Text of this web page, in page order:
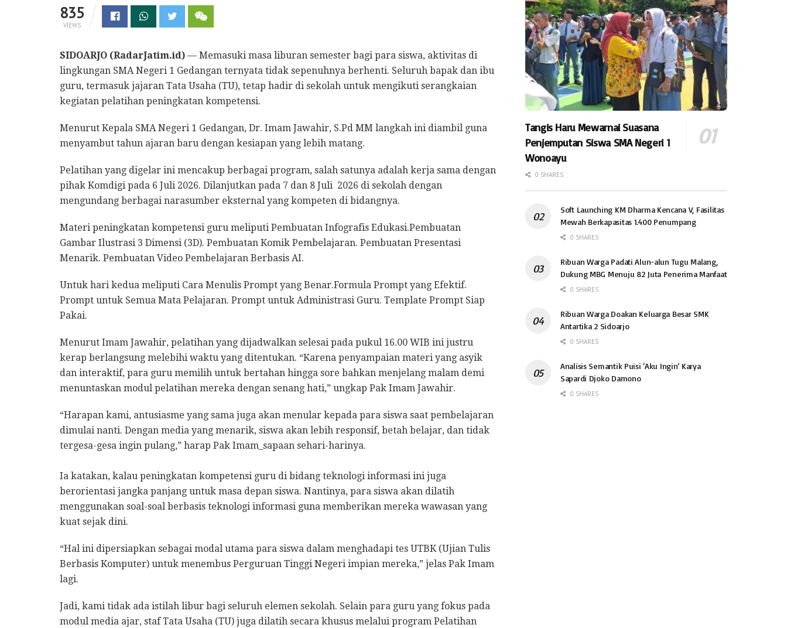
835
VIEWS
SIDOARJO (RadarJatim.id) — Memasuki masa liburan semester bagi para siswa, aktivitas di
lingkungan SMA Negeri 1 Gedangan ternyata tidak sepenuhnya berhenti. Seluruh bapak dan ibu
guru, termasuk jajaran Tata Usaha (TU), tetap hadir di sekolah untuk mengikuti serangkaian
kegiatan pelatihan peningkatan kompetensi.
Menurut Kepala SMA Negeri 1 Gedangan, Dr. Imam Jawahir, S.Pd MM langkah ini diambil guna
menyambut tahun ajaran baru dengan kesiapan yang lebih matang.
Pelatihan yang digelar ini mencakup berbagai program, salah satunya adalah kerja sama dengan
pihak Komdigi pada 6 Juli 2026. Dilanjutkan pada 7 dan 8 Juli 2026 di sekolah dengan
mengundang berbagai narasumber eksternal yang kompeten di bidangnya.
​Materi peningkatan kompetensi guru meliputi Pembuatan Infografis Edukasi.​Pembuatan
Gambar Ilustrasi 3 Dimensi (3D). Pembuatan Komik Pembelajaran. Pembuatan Presentasi
Menarik. Pembuatan Video Pembelajaran Berbasis AI.
Untuk hari kedua meliputi ​Cara Menulis Prompt yang Benar.​Formula Prompt yang Efektif.
Prompt untuk Semua Mata Pelajaran. Prompt untuk Administrasi Guru. ​Template Prompt Siap
Pakai.
Menurut Imam Jawahir, pelatihan yang dijadwalkan selesai pada pukul 16.00 WIB ini justru
kerap berlangsung melebihi waktu yang ditentukan. “Karena penyampaian materi yang asyik
dan interaktif, para guru memilih untuk bertahan hingga sore bahkan menjelang malam demi
menuntaskan modul pelatihan mereka dengan senang hati,” ungkap Pak Imam Jawahir.
“Harapan kami, antusiasme yang sama juga akan menular kepada para siswa saat pembelajaran
dimulai nanti. Dengan media yang menarik, siswa akan lebih responsif, betah belajar, dan tidak
tergesa-gesa ingin pulang,” harap Pak Imam_sapaan sehari-harinya.
Ia katakan, kalau peningkatan kompetensi guru di bidang teknologi informasi ini juga
berorientasi jangka panjang untuk masa depan siswa. Nantinya, para siswa akan dilatih
menggunakan soal-soal berbasis teknologi informasi guna memberikan mereka wawasan yang
kuat sejak dini.
“Hal ini dipersiapkan sebagai modal utama para siswa dalam menghadapi tes UTBK (Ujian Tulis
Berbasis Komputer) untuk menembus Perguruan Tinggi Negeri impian mereka,” jelas Pak Imam
lagi.
Jadi, kami tidak ada istilah libur bagi seluruh elemen sekolah. Selain para guru yang fokus pada
modul media ajar, staf Tata Usaha (TU) juga dilatih secara khusus melalui program Pelatihan
Tangis Haru Mewarnai Suasana
Penjemputan Siswa SMA Negeri 1
Wonoayu
0 SHARES
Soft Launching KM Dharma Kencana V, Fasilitas
Mewah Berkapasitas 1.400 Penumpang
0 SHARES
Ribuan Warga Padati Alun-alun Tugu Malang,
Dukung MBG Menuju 82 Juta Penerima Manfaat
0 SHARES
Ribuan Warga Doakan Keluarga Besar SMK
Antartika 2 Sidoarjo
0 SHARES
Analisis Semantik Puisi ‘Aku Ingin’ Karya
Sapardi Djoko Damono
0 SHARES